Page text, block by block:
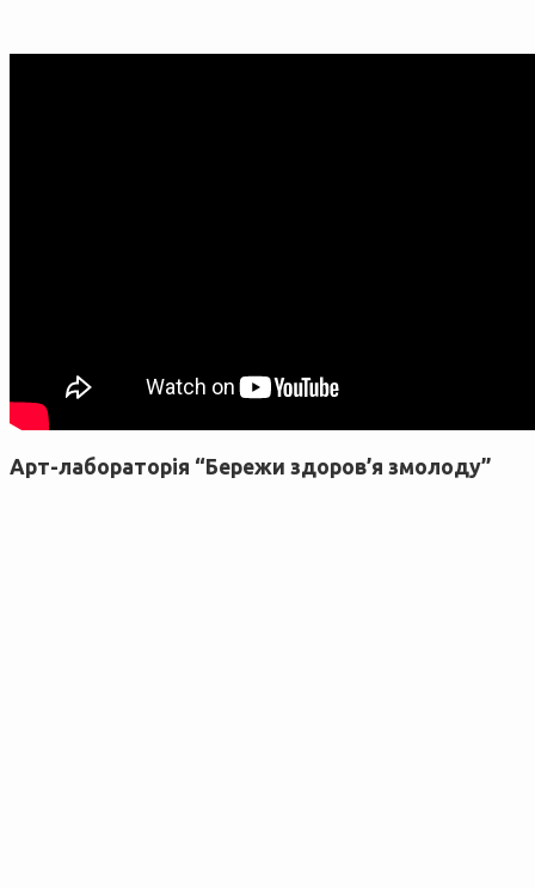
Арт-лабораторія “Бережи здоров’я змолоду”